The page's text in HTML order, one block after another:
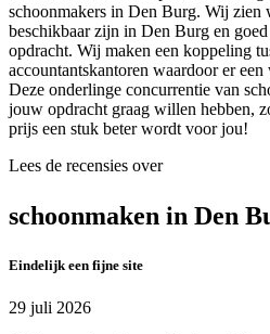
schoonmakers in Den Burg. Wij zien
beschikbaar zijn in Den Burg en
opdracht. Wij maken een koppeling
accountantskantoren waardoor er
Deze onderlinge concurrentie van
jouw opdracht graag willen hebben,
prijs een stuk beter wordt voor jou!
Lees de recensies over
schoonmaken in Den
Eindelijk een fijne site
29 juli 2026